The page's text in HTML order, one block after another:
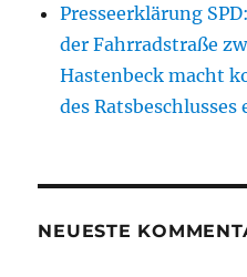
Presseerklärung
der Fahrradstraße
Hastenbeck macht
des
NEUESTE